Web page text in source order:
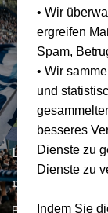
Lazio Rom vs
11.04.2027
FCO, IT
• Wir
ergreifen
Spam,
• Wir
und
besseres
Dienste zu
Dienste zu
Indem Sie